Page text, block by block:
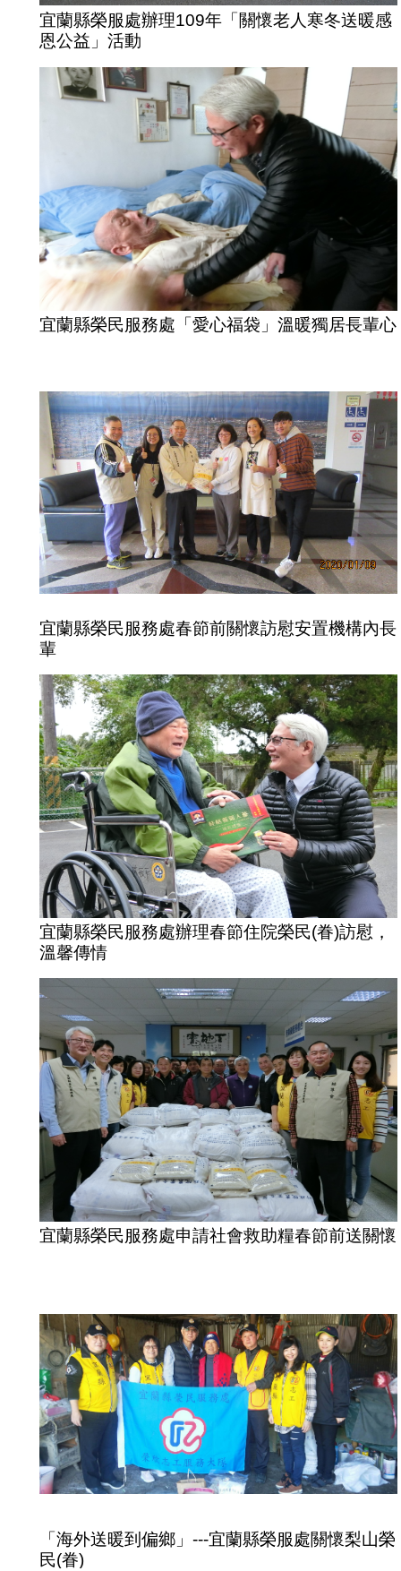
宜蘭縣榮服處辦理109年「關懷老人寒冬送暖感
恩公益」活動
宜蘭縣榮民服務處「愛心福袋」溫暖獨居長輩心
宜蘭縣榮民服務處春節前關懷訪慰安置機構內長
輩
宜蘭縣榮民服務處辦理春節住院榮民(眷)訪慰，
溫馨傳情
宜蘭縣榮民服務處申請社會救助糧春節前送關懷
「海外送暖到偏鄉」---宜蘭縣榮服處關懷梨山榮
民(眷)